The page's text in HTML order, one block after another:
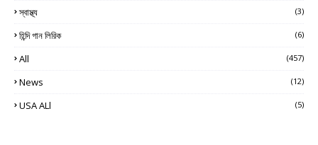
স্বাস্থ্য (3)
হিন্দি গান লিরিক (6)
All (457)
News (12)
USA ALl (5)